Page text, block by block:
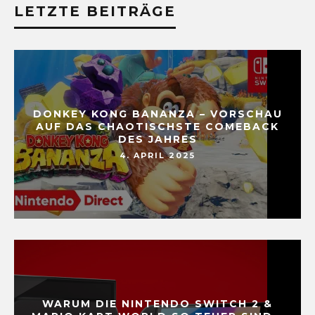
LETZTE BEITRÄGE
DONKEY KONG BANANZA – VORSCHAU
AUF DAS CHAOTISCHSTE COMEBACK
DES JAHRES
4. APRIL 2025
WARUM DIE NINTENDO SWITCH 2 &